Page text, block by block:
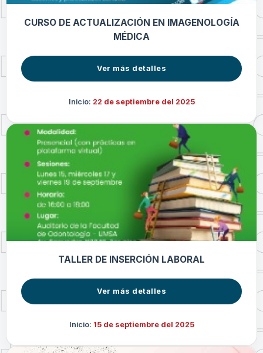
CURSO DE ACTUALIZACIÓN EN IMAGENOLOGÍA
MÉDICA
Ver más detalles
Inicio: 22 de septiembre del 2025
TALLER DE INSERCIÓN LABORAL
Ver más detalles
Inicio: 15 de septiembre del 2025